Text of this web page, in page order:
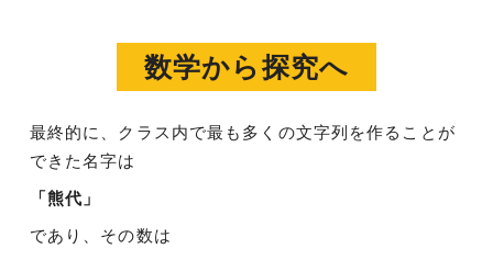
数学から探究へ
最終的に、クラス内で最も多くの文字列を作ることが
できた名字は
「熊代」
であり、その数は